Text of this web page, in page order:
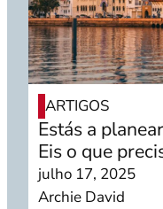
ARTIGOS
Estás a
Eis o que
julho 17, 2025
Archie David